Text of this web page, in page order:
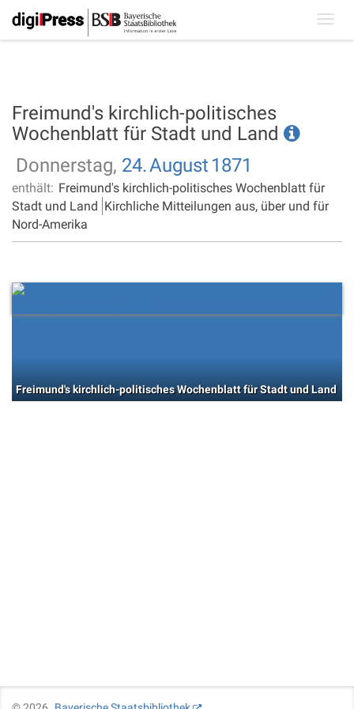
Freimund's kirchlich-politisches
Wochenblatt für Stadt und Land
Donnerstag, 24.August 1871
enthält: Freimund's kirchlich-politisches Wochenblatt für
Stadt und Land Kirchliche Mitteilungen aus, über und für
Nord-Amerika
Freimund's kirchlich-politisches Wochenblatt für Stadt und Land